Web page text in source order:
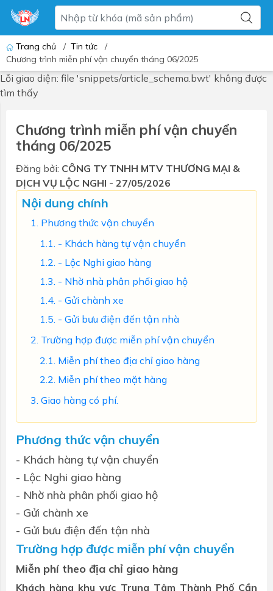
Trang chủ / Tin tức
/
Chương trình miễn phí vận chuyển tháng 06/2025
Lỗi giao diện: file 'snippets/article_schema.bwt' không được
tìm thấy
Chương trình miễn phí vận chuyển
tháng 06/2025
Đăng bởi: CÔNG TY TNHH MTV THƯƠNG MẠI &
DỊCH VỤ LỘC NGHI - 27/05/2026
Nội dung chính
Phương thức vận chuyển
- Khách hàng tự vận chuyển
- Lộc Nghi giao hàng
- Nhờ nhà phân phối giao hộ
- Gửi chành xe
- Gửi bưu điện đến tận nhà
Trường hợp được miễn phí vận chuyển
Miễn phí theo địa chỉ giao hàng
Miễn phí theo mặt hàng
Giao hàng có phí.
Phương thức vận chuyển
- Khách hàng tự vận chuyển
- Lộc Nghi giao hàng
- Nhờ nhà phân phối giao hộ
- Gửi chành xe
- Gửi bưu điện đến tận nhà
Trường hợp được miễn phí vận chuyển
Miễn phí theo địa chỉ giao hàng
Khách hàng khu vực Trung Tâm Thành Phố Cần